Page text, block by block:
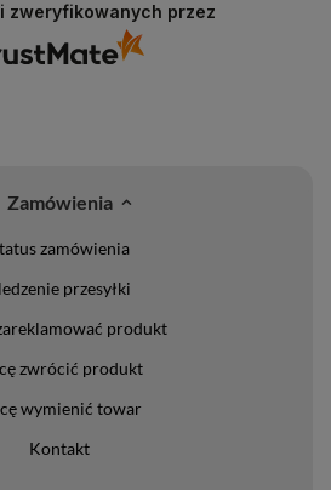
zweryfikowanych przez
Zamówienia
zamówienia
przesyłki
produkt
zwrócić produkt
wymienić towar
Kontakt